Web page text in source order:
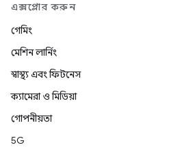
এক্সপ্লোর করুন
গেমিং
মেশিন লার্নিং
স্বাস্থ্য এবং ফিটনেস
ক্যামেরা ও মিডিয়া
গোপনীয়তা
5G